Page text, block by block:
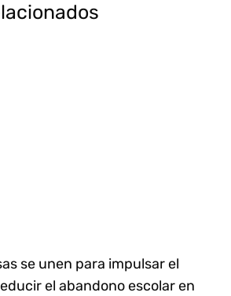
se unen para impulsar el
el abandono escolar en